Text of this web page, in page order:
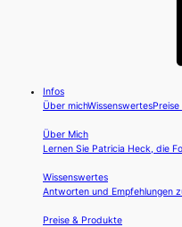
Infos
Über michWissenswertes
Über Mich
Lernen Sie Patricia Heck, die
Wissenswertes
Antworten und Empfehlungen
Preise & Produkte